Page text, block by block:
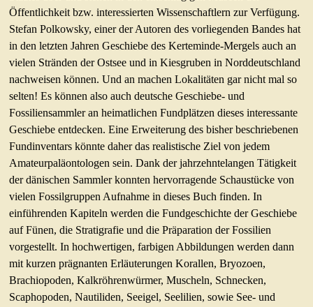
Öffentlichkeit bzw. interessierten Wissenschaftlern zur Verfügung.
Stefan Polkowsky, einer der Autoren des vorliegenden Bandes hat
in den letzten Jahren Geschiebe des Kerteminde-Mergels auch an
vielen Stränden der Ostsee und in Kiesgruben in Norddeutschland
nachweisen können. Und an machen Lokalitäten gar nicht mal so
selten! Es können also auch deutsche Geschiebe- und
Fossiliensammler an heimatlichen Fundplätzen dieses interessante
Geschiebe entdecken. Eine Erweiterung des bisher beschriebenen
Fundinventars könnte daher das realistische Ziel von jedem
Amateurpaläontologen sein. Dank der jahrzehntelangen Tätigkeit
der dänischen Sammler konnten hervorragende Schaustücke von
vielen Fossilgruppen Aufnahme in dieses Buch finden. In
einführenden Kapiteln werden die Fundgeschichte der Geschiebe
auf Fünen, die Stratigrafie und die Präparation der Fossilien
vorgestellt. In hochwertigen, farbigen Abbildungen werden dann
mit kurzen prägnanten Erläuterungen Korallen, Bryozoen,
Brachiopoden, Kalkröhrenwürmer, Muscheln, Schnecken,
Scaphopoden, Nautiliden, Seeigel, Seelilien, sowie See- und